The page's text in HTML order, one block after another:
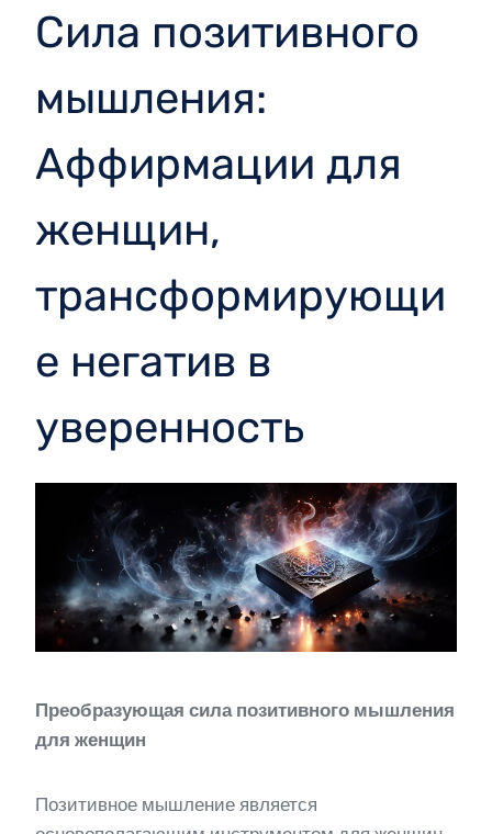
Сила позитивного
мышления:
Аффирмации для
женщин,
трансформирующи
е негатив в
уверенность
Преобразующая сила позитивного мышления
для женщин
Позитивное мышление является